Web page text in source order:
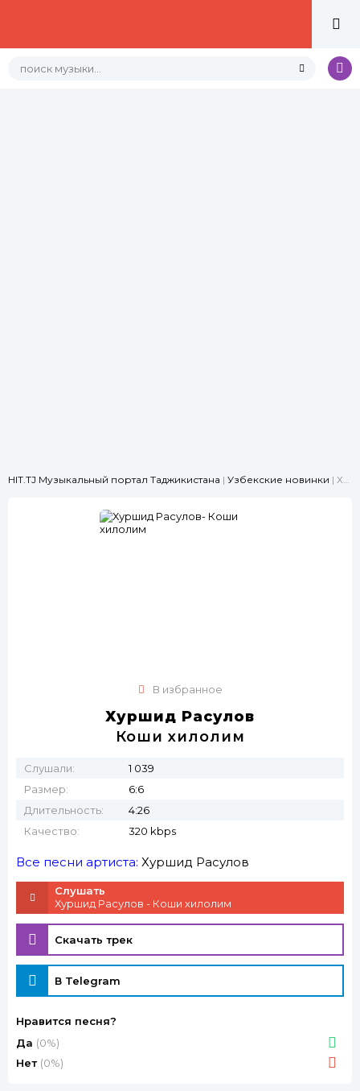
HIT.TJ Музыкальный портал Таджикистана | Узбекские новинки | Хуршид Расулов- Коши хилолим
В избранное
Хуршид Расулов
Коши хилолим
Слушали:
1 039
Размер:
6:6
Длительность:
4:26
Качество:
320 kbps
Все песни артиста: Хуршид Расулов
Слушать
Хуршид Расулов - Коши хилолим
Скачать трек
В Telegram
Нравится песня?
Да (0%)
Нет (0%)